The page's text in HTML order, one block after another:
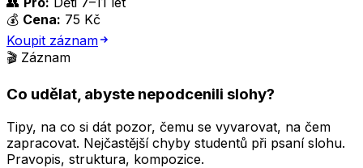
💰 Cena: 75 Kč
Koupit záznam
🎬 Záznam
Co udělat, abyste nepodcenili slohy?
Tipy, na co si dát pozor, čemu se vyvarovat, na čem
zapracovat. Nejčastější chyby studentů při psaní slohu.
Pravopis, struktura, kompozice.